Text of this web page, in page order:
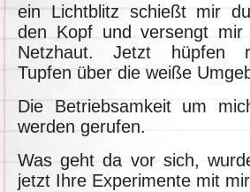
ein Lichtblitz schießt mir
den Kopf und versengt mir
Netzhaut. Jetzt hüpfen
Tupfen über die weiße
Die Betriebsamkeit um
werden gerufen.
Was geht da vor sich,
jetzt Ihre Experimente mit